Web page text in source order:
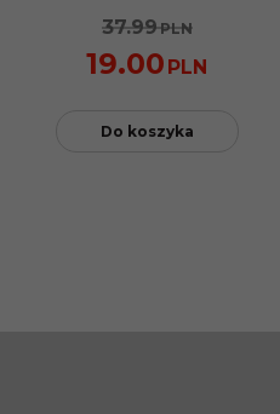
37.99PLN
19.00 PLN
Do koszyka